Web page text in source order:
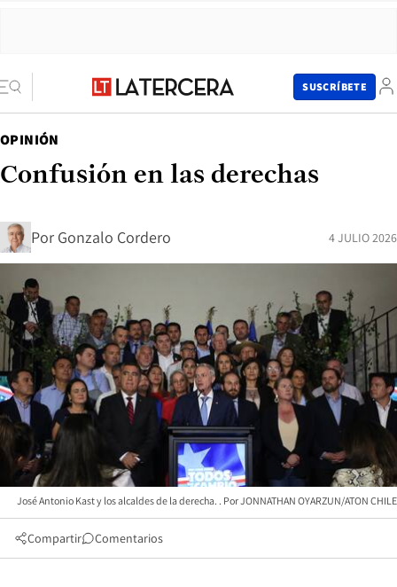
SUSCRÍBETE
OPINIÓN
Confusión en las derechas
Por Gonzalo Cordero 4 JULIO 2026
José Antonio Kast y los alcaldes de la derecha. JONNATHAN OYARZUN/ATON CHILE
Compartir Comentarios